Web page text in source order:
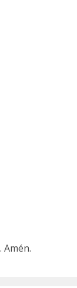
Amén.